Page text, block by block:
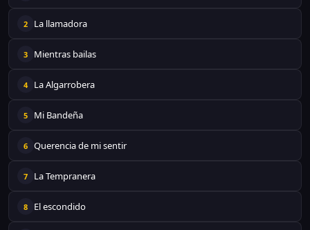
2 La llamadora
3 Mientras bailas
4 La Algarrobera
5 Mi Bandeña
6 Querencia de mi sentir
7 La Tempranera
8 El escondido